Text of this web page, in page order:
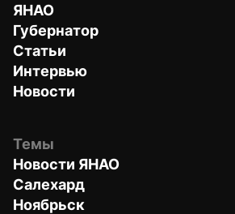
ЯНАО
Губернатор
Статьи
Интервью
Новости
Темы
Новости ЯНАО
Салехард
Ноябрьск